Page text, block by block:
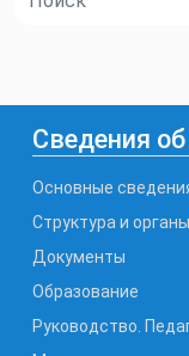
Сведения
Основные
Структура и
Документы
Образование
Руководство.